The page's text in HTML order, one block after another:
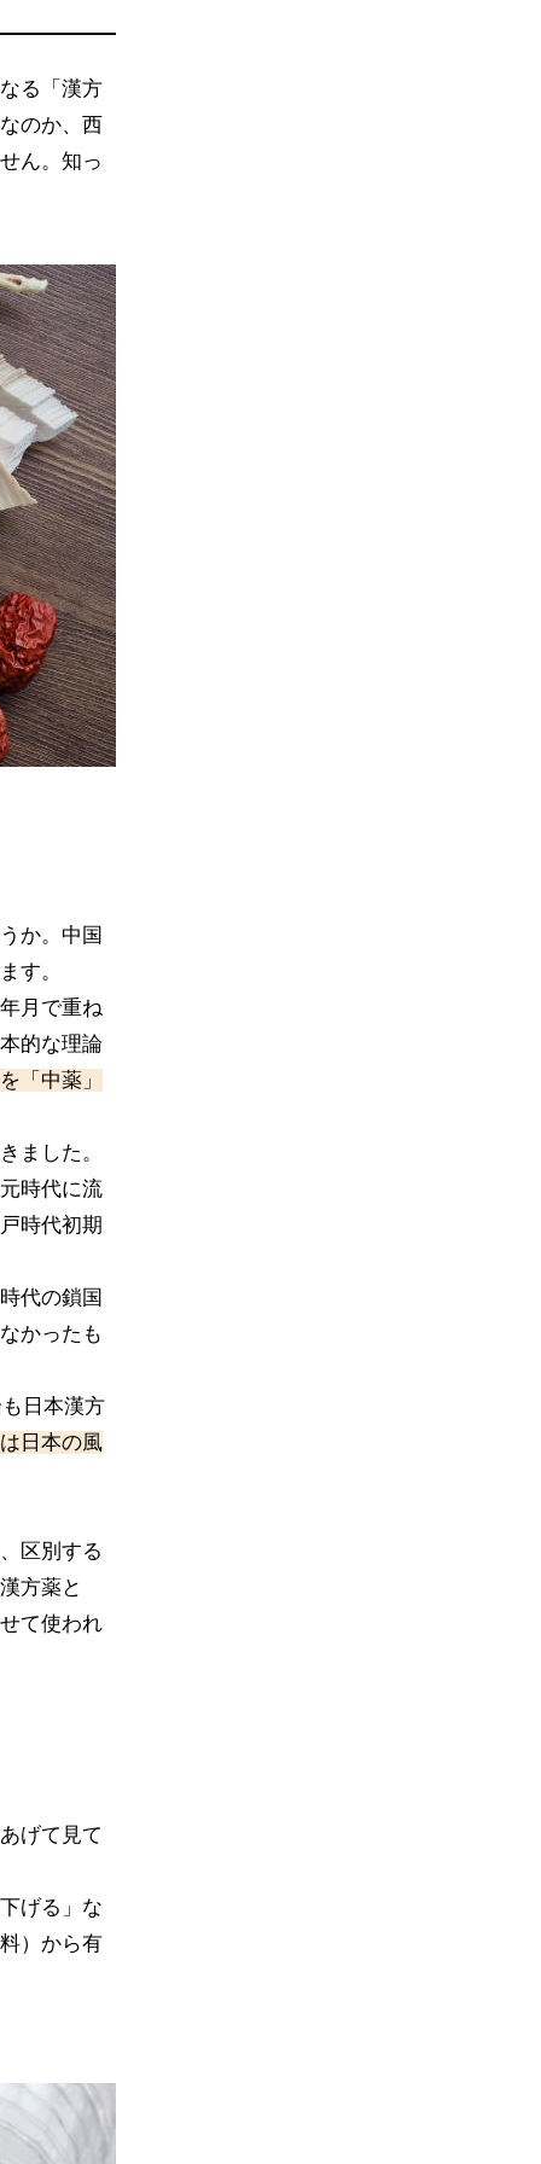
る「漢方
のか、西
ん。知っ
か。中国
す。
月で重ね
的な理論
「中薬」
ました。
時代に流
時代初期
代の鎖国
かったも
日本漢方
日本の風
区別する
方薬と
て使われ
げて見て
げる」な
）から有